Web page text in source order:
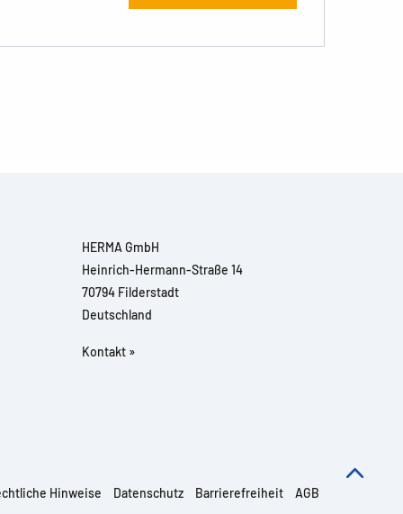
HERMA GmbH
Heinrich-Hermann-Straße 14
70794 Filderstadt
Deutschland
Kontakt »
Hinweise Datenschutz Barrierefreiheit AGB